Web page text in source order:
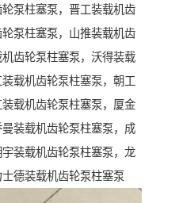
泵柱塞泵，晋工装载机齿
泵柱塞泵，山推装载机齿
齿轮泵柱塞泵，沃得装载
载机齿轮泵柱塞泵，朝工
载机齿轮泵柱塞泵，厦金
装载机齿轮泵柱塞泵，成
装载机齿轮泵柱塞泵，龙
德装载机齿轮泵柱塞泵